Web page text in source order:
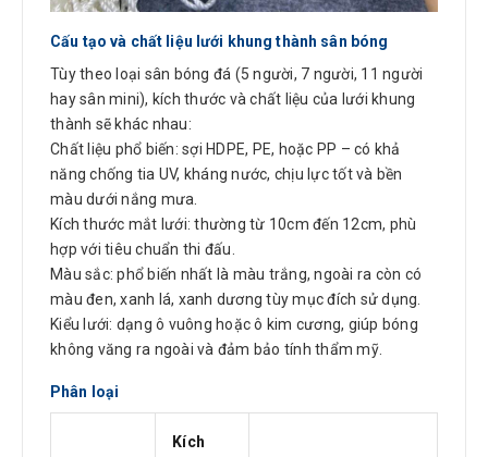
Cấu tạo và chất liệu lưới khung thành sân bóng
Tùy theo loại sân bóng đá (5 người, 7 người, 11 người
hay sân mini), kích thước và chất liệu của lưới khung
thành sẽ khác nhau:
Chất liệu phổ biến: sợi HDPE, PE, hoặc PP – có khả
năng chống tia UV, kháng nước, chịu lực tốt và bền
màu dưới nắng mưa.
Kích thước mắt lưới: thường từ 10cm đến 12cm, phù
hợp với tiêu chuẩn thi đấu.
Màu sắc: phổ biến nhất là màu trắng, ngoài ra còn có
màu đen, xanh lá, xanh dương tùy mục đích sử dụng.
Kiểu lưới: dạng ô vuông hoặc ô kim cương, giúp bóng
không văng ra ngoài và đảm bảo tính thẩm mỹ.
Phân loại
Kích